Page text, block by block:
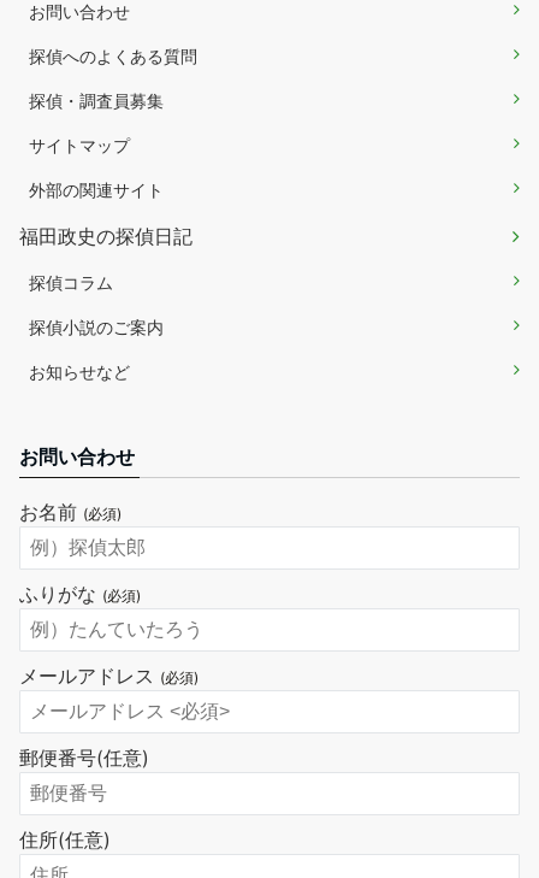
お問い合わせ
探偵へのよくある質問
探偵・調査員募集
サイトマップ
外部の関連サイト
福田政史の探偵日記
探偵コラム
探偵小説のご案内
お知らせなど
お問い合わせ
お名前 (必須)
ふりがな (必須)
メールアドレス (必須)
郵便番号(任意)
住所(任意)